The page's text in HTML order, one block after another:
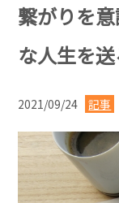
繋がりを
な人生を
2021/09/24 記事